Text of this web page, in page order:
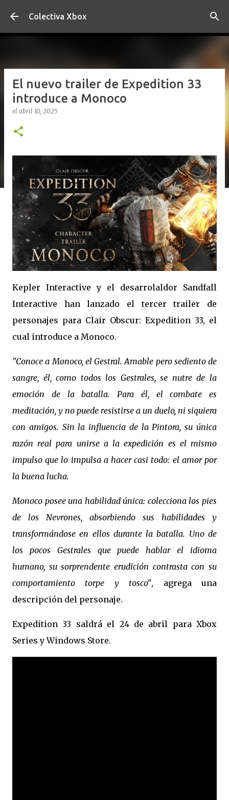
Ir al contenido principal
Colectiva Xbox
El nuevo trailer de Expedition 33
introduce a Monoco
el abril 10, 2025
Kepler Interactive y el desarrolaldor Sandfall
Interactive han lanzado el tercer trailer de
personajes para Clair Obscur: Expedition 33, el
cual introduce a Monoco.
"Conoce a Monoco, el Gestral. Amable pero sediento de
sangre, él, como todos los Gestrales, se nutre de la
emoción de la batalla. Para él, el combate es
meditación, y no puede resistirse a un duelo, ni siquiera
con amigos. Sin la influencia de la Pintora, su única
razón real para unirse a la expedición es el mismo
impulso que lo impulsa a hacer casi todo: el amor por
la buena lucha.
Monoco posee una habilidad única: colecciona los pies
de los Nevrones, absorbiendo sus habilidades y
transformándose en ellos durante la batalla. Uno de
los pocos Gestrales que puede hablar el idioma
humano, su sorprendente erudición contrasta con su
comportamiento torpe y tosco", agrega una
descripción del personaje.
Expedition 33 saldrá el 24 de abril para Xbox
Series y Windows Store.